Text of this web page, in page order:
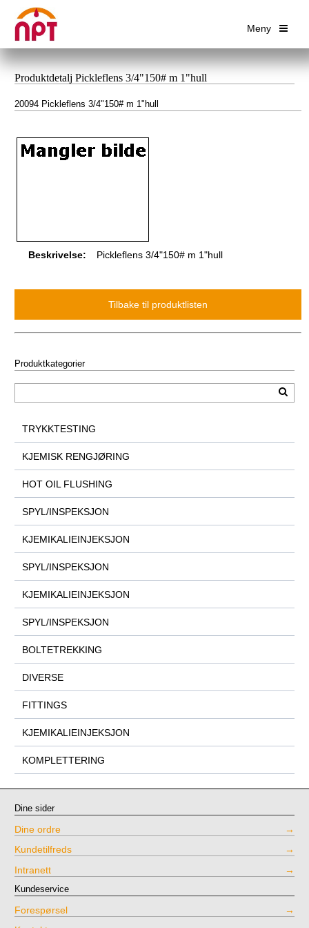
Meny
Produktdetalj Pickleflens 3/4"150# m 1"hull
20094 Pickleflens 3/4"150# m 1"hull
Beskrivelse: Pickleflens 3/4"150# m 1"hull
Produktkategorier
TRYKKTESTING
KJEMISK RENGJØRING
HOT OIL FLUSHING
SPYL/INSPEKSJON
KJEMIKALIEINJEKSJON
SPYL/INSPEKSJON
KJEMIKALIEINJEKSJON
SPYL/INSPEKSJON
BOLTETREKKING
DIVERSE
FITTINGS
KJEMIKALIEINJEKSJON
KOMPLETTERING
Dine sider
Dine ordre
Kundetilfreds
Intranett
Kundeservice
Forespørsel